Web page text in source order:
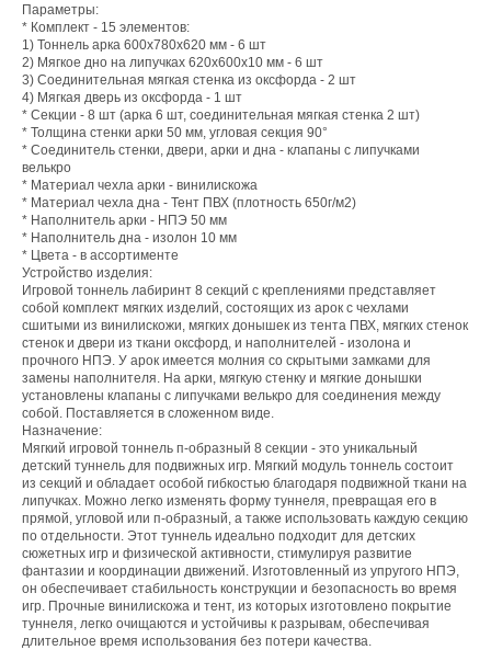
Параметры:
* Комплект - 15 элементов:
1) Тоннель арка 600х780х620 мм - 6 шт
2) Мягкое дно на липучках 620х600х10 мм - 6 шт
3) Соединительная мягкая стенка из оксфорда - 2 шт
4) Мягкая дверь из оксфорда - 1 шт
* Секции - 8 шт (арка 6 шт, соединительная мягкая стенка 2 шт)
* Толщина стенки арки 50 мм, угловая секция 90°
* Соединитель стенки, двери, арки и дна - клапаны с липучками
велькро
* Материал чехла арки - винилискожа
* Материал чехла дна - Тент ПВХ (плотность 650г/м2)
* Наполнитель арки - НПЭ 50 мм
* Наполнитель дна - изолон 10 мм
* Цвета - в ассортименте
Устройство изделия:
Игровой тоннель лабиринт 8 секций с креплениями представляет
собой комплект мягких изделий, состоящих из арок с чехлами
сшитыми из винилискожи, мягких донышек из тента ПВХ, мягких стенок
стенок и двери из ткани оксфорд, и наполнителей - изолона и
прочного НПЭ. У арок имеется молния со скрытыми замками для
замены наполнителя. На арки, мягкую стенку и мягкие донышки
установлены клапаны с липучками велькро для соединения между
собой. Поставляется в сложенном виде.
Назначение:
Мягкий игровой тоннель п-образный 8 секции - это уникальный
детский туннель для подвижных игр. Мягкий модуль тоннель состоит
из секций и обладает особой гибкостью благодаря подвижной ткани на
липучках. Можно легко изменять форму туннеля, превращая его в
прямой, угловой или п-образный, а также использовать каждую секцию
по отдельности. Этот туннель идеально подходит для детских
сюжетных игр и физической активности, стимулируя развитие
фантазии и координации движений. Изготовленный из упругого НПЭ,
он обеспечивает стабильность конструкции и безопасность во время
игр. Прочные винилискожа и тент, из которых изготовлено покрытие
туннеля, легко очищаются и устойчивы к разрывам, обеспечивая
длительное время использования без потери качества.